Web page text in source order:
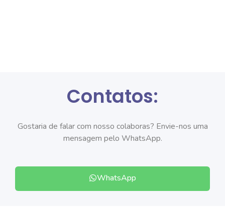
Contatos:
Gostaria de falar com nosso colaboras? Envie-nos uma
mensagem pelo WhatsApp.
WhatsApp